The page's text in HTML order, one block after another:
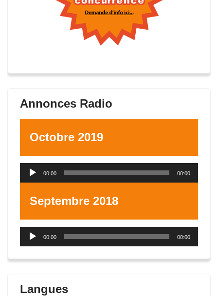
Annonces Radio
Octobre 2019
Lecteur
00:00 00:00
Septembre 2018
Lecteur
00:00 00:00
Langues